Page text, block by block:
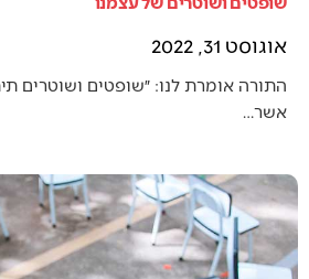
אוגוסט 31, 2022
התורה אומרת לנו: ״שופטים ושוטרים
אשר…